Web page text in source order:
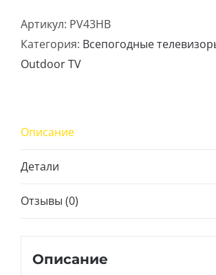
Aire
Outdoor
TV
Артикул: PV43HB
Категория: Всепогодные
Outdoor TV
Описание
Детали
Отзывы (0)
Описание